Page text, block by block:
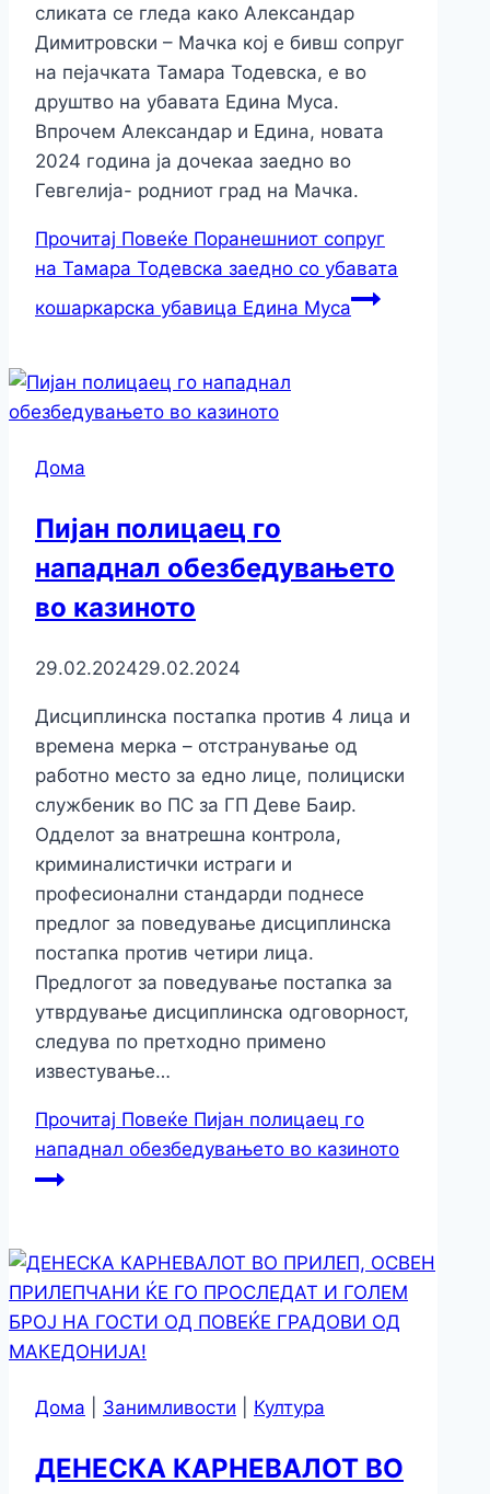
сликата се гледа како Александар
Димитровски – Мачка кој е бивш сопруг
на пејачката Тамара Тодевска, е во
друштво на убавата Едина Муса.
Впрочем Александар и Едина, новата
2024 година ја дочекаа заедно во
Гевгелија- родниот град на Мачка.
Прочитај Повеќе Поранешниот сопруг
на Тамара Тодевска заедно со убавата
кошаркарска убавица Едина Муса
Дома
Пијан полицаец го
нападнал обезбедувањето
во казиното
29.02.202429.02.2024
Дисциплинска постапка против 4 лица и
времена мерка – отстранување од
работно место за едно лице, полициски
службеник во ПС за ГП Деве Баир.
Одделот за внатрешна контрола,
криминалистички истраги и
професионални стандарди поднесе
предлог за поведување дисциплинска
постапка против четири лица.
Предлогот за поведување постапка за
утврдување дисциплинска одговорност,
следува по претходно примено
известување…
Прочитај Повеќе Пијан полицаец го
нападнал обезбедувањето во казиното
Дома Занимливости Култура
ДЕНЕСКА КАРНЕВАЛОТ ВО